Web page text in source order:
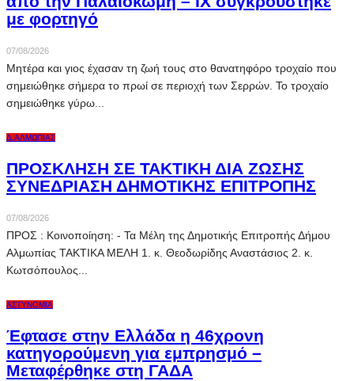
με φορτηγό
07/08/2026
Μητέρα και γιος έχασαν τη ζωή τους στο θανατηφόρο τροχαίο που
σημειώθηκε σήμερα το πρωί σε περιοχή των Σερρών. Το τροχαίο
σημειώθηκε γύρω...
Δ.ΑΛΜΩΠΊΑΣ
ΠΡΟΣΚΛΗΣΗ ΣΕ ΤΑΚΤΙΚΗ ΔΙΑ ΖΩΣΗΣ
ΣΥΝΕΔΡΙΑΣΗ ΔΗΜΟΤΙΚΗΣ ΕΠΙΤΡΟΠΗΣ
07/08/2026
ΠΡΟΣ : Κοινοποίηση: - Τα Μέλη της Δημοτικής Επιτροπής Δήμου
Αλμωπίας ΤΑΚΤΙΚΑ ΜΕΛΗ 1. κ. Θεοδωρίδης Αναστάσιος 2. κ.
Κωτσόπουλος...
ΑΣΤΥΝΟΜΊΑ
Έφτασε στην Ελλάδα η 46χρονη
κατηγορούμενη για εμπρησμό –
Μεταφέρθηκε στη ΓΑΔΑ